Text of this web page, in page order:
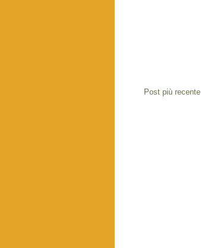
Post più recente